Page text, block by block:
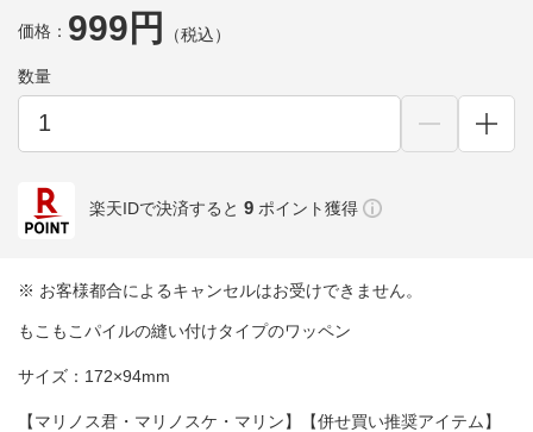
価格： 999円 （税込）
数量
楽天IDで決済すると 9 ポイント獲得
※ お客様都合によるキャンセルはお受けできません。
もこもこパイルの縫い付けタイプのワッペン
サイズ：172×94mm
【マリノス君・マリノスケ・マリン】【併せ買い推奨アイテム】